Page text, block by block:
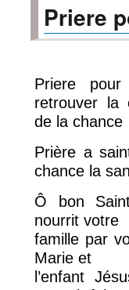
Priere
Priere
retrouver la
de la chance
Prière a
chance la
Ô bon
nourrit votre
famille par
Marie et
l’enfant